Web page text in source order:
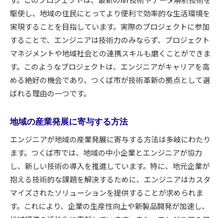
駆使し、地域の住民にとってより便利で効率的な生活環境を
実現することを目指しています。実際のプロジェクトに参加
することで、エンジニアは技術力のみならず、プロジェクト
マネジメントや地域社会との連携スキルも磨くことができま
す。このようなプロジェクトは、エンジニアがキャリアを高
める絶好の機会であり、つくば市が技術革新の拠点として選
ばれる理由の一つです。
地域の産業発展に寄与する方法
エンジニアが地域の産業発展に寄与する方法は多岐にわたり
ます。つくば市では、地域の中小企業とエンジニアが協力
し、新しい技術の導入を推進しています。特に、地元企業が
抱える技術的な課題を解決するために、エンジニアはカスタ
マイズされたソリューションを提供することが求められま
す。これにより、企業の生産性向上や新製品開発が加速し、